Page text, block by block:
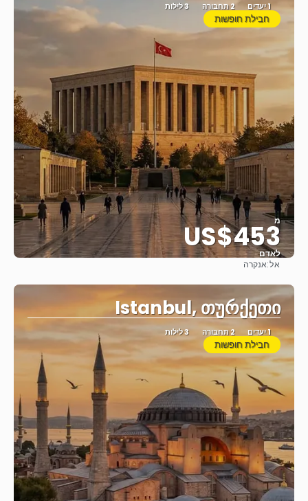
1 יעדים 2 תחבורה 3 לילות
חבילת חופשות
מ
US$453
לאדם
אל:אנקרה
Istanbul, თურქეთი
1 יעדים 2 תחבורה 3 לילות
חבילת חופשות